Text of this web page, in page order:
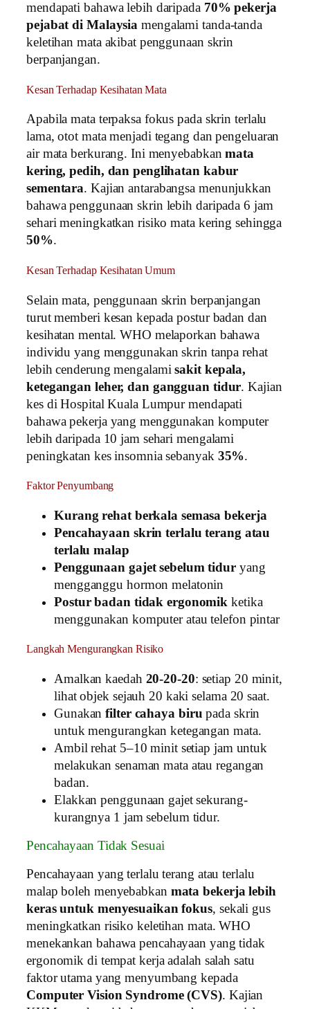
mendapati bahawa lebih daripada 70% pekerja
pejabat di Malaysia mengalami tanda-tanda
keletihan mata akibat penggunaan skrin
berpanjangan.
Kesan Terhadap Kesihatan Mata
Apabila mata terpaksa fokus pada skrin terlalu
lama, otot mata menjadi tegang dan pengeluaran
air mata berkurang. Ini menyebabkanmata
kering, pedih, dan penglihatan kabur
sementara. Kajian antarabangsa menunjukkan
bahawa penggunaan skrin lebih daripada 6 jam
sehari meningkatkan risiko mata kering sehingga
50%.
Kesan Terhadap Kesihatan Umum
Selain mata, penggunaan skrin berpanjangan
turut memberi kesan kepada postur badan dan
kesihatan mental. WHO melaporkan bahawa
individu yang menggunakan skrin tanpa rehat
lebih cenderung mengalamisakit kepala,
ketegangan leher, dan gangguan tidur. Kajian
kes di Hospital Kuala Lumpur mendapati
bahawa pekerja yang menggunakan komputer
lebih daripada 10 jam sehari mengalami
peningkatan kes insomnia sebanyak 35%.
Faktor Penyumbang
Kurang rehat berkala semasa bekerja
Pencahayaan skrin terlalu terang atau
terlalu malap
Penggunaan gajet sebelum tidur yang
mengganggu hormon melatonin
Postur badan tidak ergonomik ketika
menggunakan komputer atau telefon pintar
Langkah Mengurangkan Risiko
Amalkan kaedah 20-20-20: setiap 20 minit,
lihat objek sejauh 20 kaki selama 20 saat.
Gunakanfilter cahaya biru pada skrin
untuk mengurangkan ketegangan mata.
Ambil rehat 5–10 minit setiap jam untuk
melakukan senaman mata atau regangan
badan.
Elakkan penggunaan gajet sekurang-
kurangnya 1 jam sebelum tidur.
Pencahayaan Tidak Sesuai
Pencahayaan yang terlalu terang atau terlalu
malap boleh menyebabkan mata bekerja lebih
keras untuk menyesuaikan fokus, sekali gus
meningkatkan risiko keletihan mata. WHO
menekankan bahawa pencahayaan yang tidak
ergonomik di tempat kerja adalah salah satu
faktor utama yang menyumbang kepada
Computer Vision Syndrome (CVS). Kajian